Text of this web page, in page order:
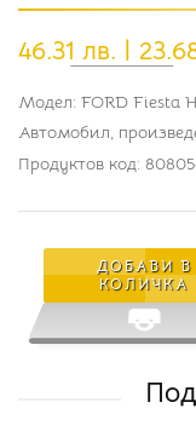
46.31 лв. |
Модел: FORD Fiesta
Автомобил,
Продуктов код:
ДОБАВИ В
КОЛИЧКА